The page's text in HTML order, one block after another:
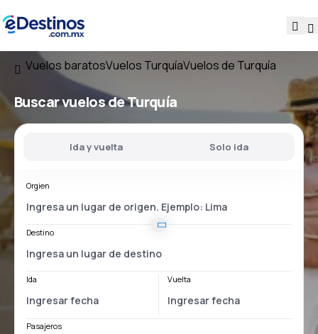
Vuelos baratosVuelos TurquíaVuelos de Turquía
Buscar vuelosde Turquía
Ida y vuelta Solo ida
Orgien
Destino
Ida Vuelta
Pasajeros